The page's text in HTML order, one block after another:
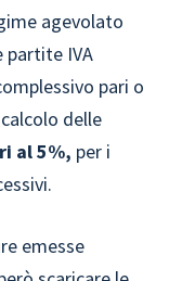
agevolato
partite IVA
pari o
delle
al 5%, per i
emesse